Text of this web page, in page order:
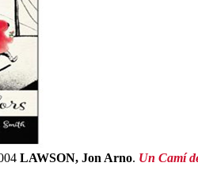
LAWSON, Jon Arno. Un Camí